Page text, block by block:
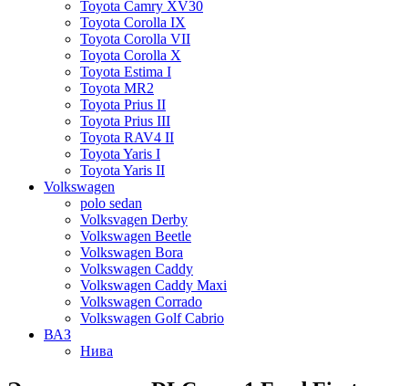
Toyota Camry XV30
Toyota Corolla IX
Toyota Corolla VII
Toyota Corolla X
Toyota Estima I
Toyota MR2
Toyota Prius II
Toyota Prius III
Toyota RAV4 II
Toyota Yaris I
Toyota Yaris II
Volkswagen
polo sedan
Volksvagen Derby
Volkswagen Beetle
Volkswagen Bora
Volkswagen Caddy
Volkswagen Caddy Maxi
Volkswagen Corrado
Volkswagen Golf Cabrio
ВАЗ
Нива